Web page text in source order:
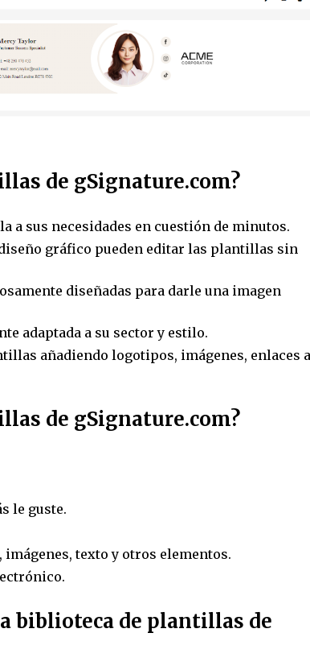
de gSignature.com?
a sus necesidades en cuestión de minutos.
gráfico pueden editar las plantillas sin
diseñadas para darle una imagen
adaptada a su sector y estilo.
añadiendo logotipos, imágenes, enlaces a
de gSignature.com?
le guste.
texto y otros elementos.
biblioteca de plantillas de